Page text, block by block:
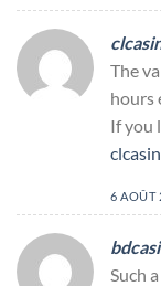
The
hours
If you
6 AOÛT
Such